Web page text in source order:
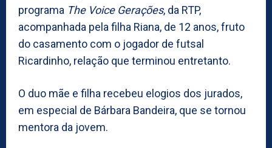
programa The Voice Gerações, da RTP,
acompanhada pela filha Riana, de 12 anos, fruto
do casamento com o jogador de futsal
Ricardinho, relação que terminou entretanto.
O duo mãe e filha recebeu elogios dos jurados,
em especial de Bárbara Bandeira, que se tornou
mentora da jovem.